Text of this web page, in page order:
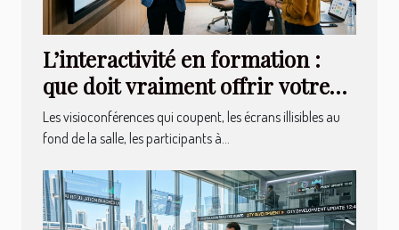
L’interactivité en formation :
que doit vraiment offrir votre
système audiovisuel ?
Les visioconférences qui coupent, les écrans illisibles au
fond de la salle, les participants à...